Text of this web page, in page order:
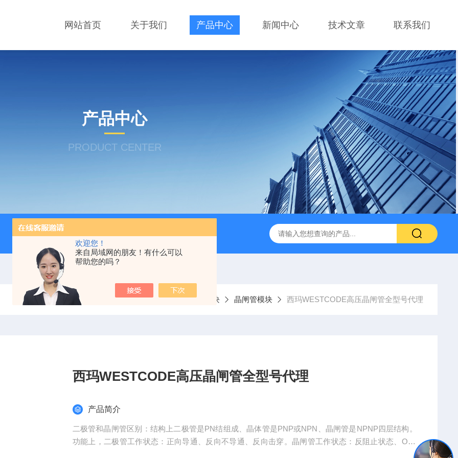
欢迎您！
来自局域网的朋友！有什么可以
帮助您的吗？
网站首页 关于我们 产品中心 新闻中心 技术文章 联系我们
产品中心
PRODUCT CENTER
当前位置： 产品中心 分立半导体模块 晶闸管模块 西玛WESTCODE高压晶闸管全型号代理
西玛WESTCODE高压晶闸管全型号代理
产品简介
二极管和晶闸管区别：结构上二极管是PN结组成、晶体管是PNP或NPN、晶闸管是NPNP四层结构。
功能上，二极管工作状态：正向导通、反向不导通、反向击穿。晶闸管工作状态：反阻止状态、OFF
状态、ON状态。二极管结构和工艺较为简单，成本更低，故而市场应用远高于晶闸管，晶闸管 for 交